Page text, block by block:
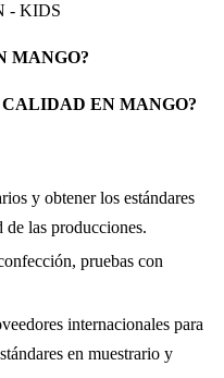
- KIDS
MANGO?
EN MANGO?
y obtener los estándares
de las producciones.
pruebas con
internacionales para
en muestrario y